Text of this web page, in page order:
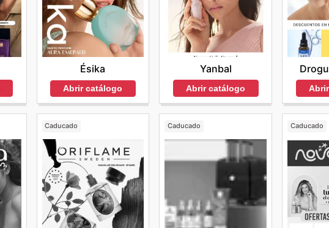
Ésika
Abrir catálogo
Yanbal
Abrir catálogo
Caducado Caducado Caducado